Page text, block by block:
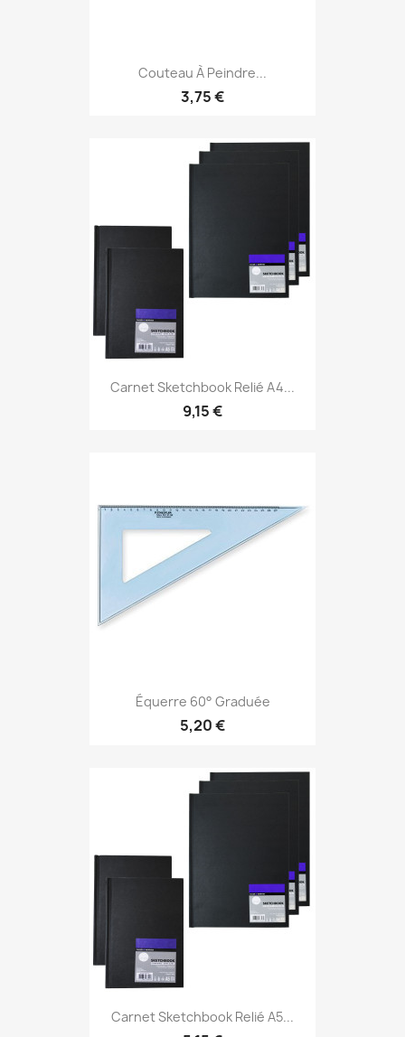
Couteau À Peindre...
3,75 €
Carnet Sketchbook Relié A4...
9,15 €
Équerre 60° Graduée
5,20 €
Carnet Sketchbook Relié A5...